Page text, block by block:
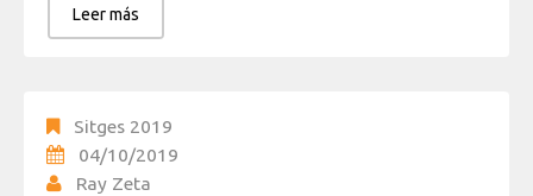
Leer más
Sitges 2019
04/10/2019
Ray Zeta